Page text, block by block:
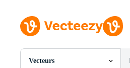
Vecteurs